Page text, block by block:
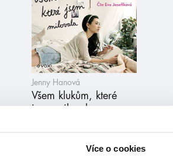
Více o cookies
Jenny Hanová
Všem klukům, které
jsem milovala